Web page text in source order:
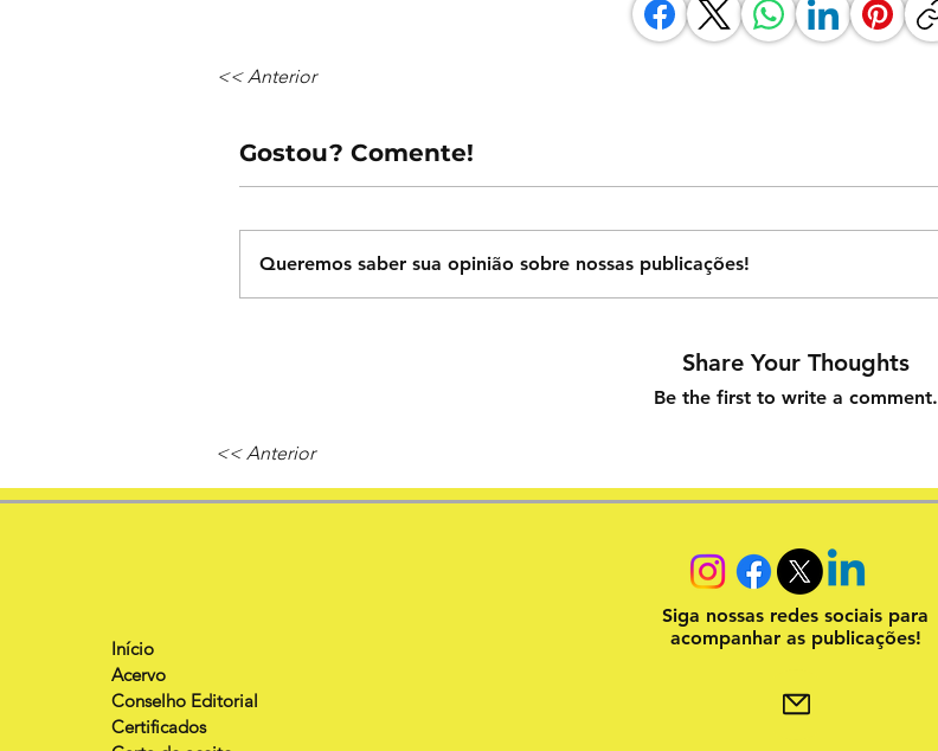
<< Anterior
Gostou? Comente!
Queremos saber sua opinião sobre nossas publicações!
Share Your Thoughts
Be the first to write a comment.
<< Anterior
Início
Acervo
Conselho Editorial
Certificados
Siga nossas redes sociais para
acompanhar as publicações!